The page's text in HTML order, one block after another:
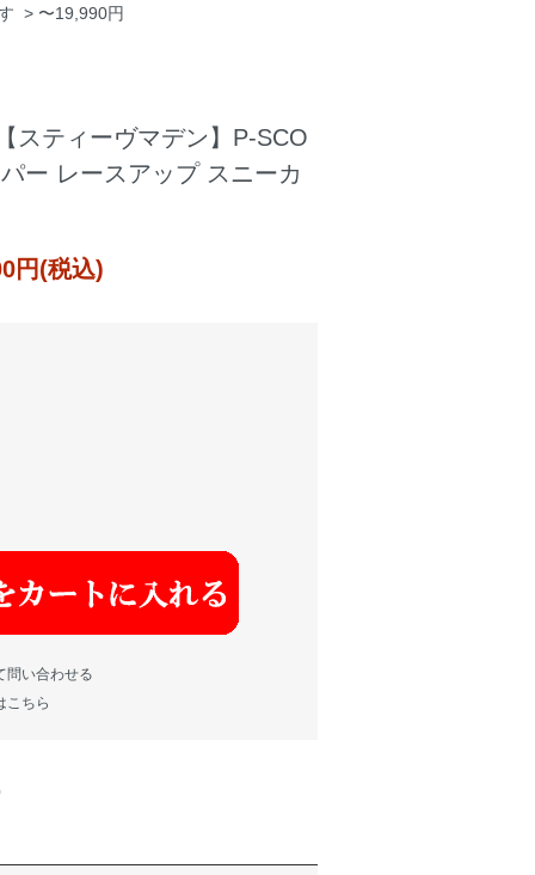
> 〜19,990円
スティーヴマデン】P-SCO
ー レースアップ スニーカ
円(税込)
問い合わせる
こちら